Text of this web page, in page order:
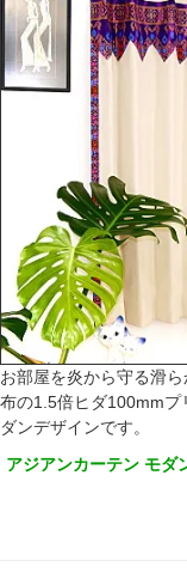
お部屋を炎から守る滑
布の1.5倍ヒダ100mmプ
ダンデザインです。
アジアンカーテン モダ